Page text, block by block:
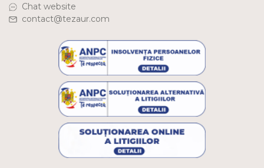
Chat website
contact@tezaur.com